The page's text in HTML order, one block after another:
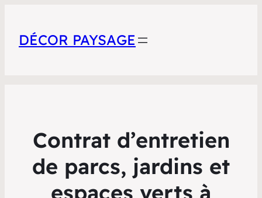
DÉCOR PAYSAGE
Contrat d’entretien
de parcs, jardins et
espaces verts à